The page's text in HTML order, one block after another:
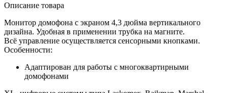
Описание товара
Монитор домофона с экраном 4,3 дюйма вертикального
дизайна. Удобная в применении трубка на магните.
Всё управление осуществляется сенсорными кнопками.
Особенности:
Адаптирован для работы с многоквартирными
домофонами